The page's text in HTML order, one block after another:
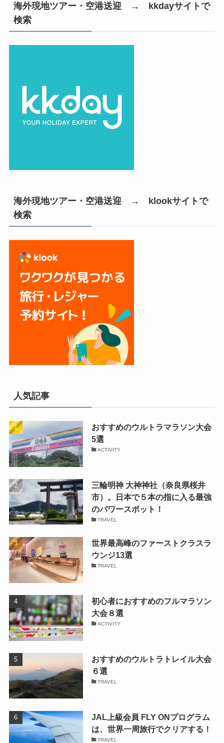
海外現地ツアー・空港送迎 → kkdayサイトで
検索
海外現地ツアー・空港送迎 → klookサイトで
検索
人気記事
おすすめのウルトラマラソン大会
5選
ACTIVITY
三輪明神 大神神社（奈良県桜井
市）。日本で５本の指に入る最強
のパワースポット！
TRAVEL
世界最高峰のファーストクラスラ
ウンジ13選
TRAVEL
初心者におすすめのフルマラソン
大会８選
ACTIVITY
おすすめのウルトラトレイル大会
６選
TRAVEL
JAL上級会員 FLY ONプログラム
は、世界一周旅行でクリアする！
TRAVEL